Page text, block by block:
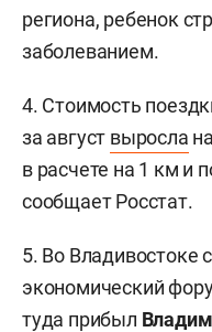
региона, ребенок
заболеванием.
4. Стоимость
за август выросла
в расчете на 1 км и
сообщает Росстат.
5. Во Владивостоке
экономический
туда прибыл